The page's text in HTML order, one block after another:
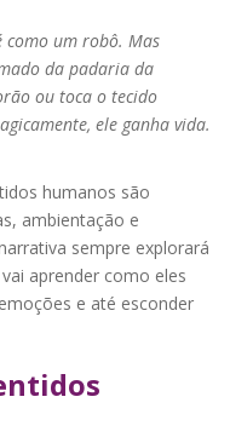
como um robô. Mas
da padaria da
ou toca o tecido
ele ganha vida.
humanos são
ambientação e
sempre explorará
aprender como eles
e até esconder